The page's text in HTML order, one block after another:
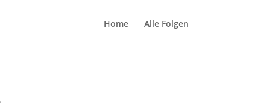
Home Alle Folgen